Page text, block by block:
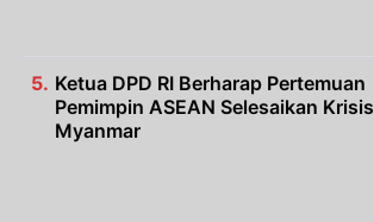
Ketua DPD RI Berharap Pertemuan
Pemimpin ASEAN Selesaikan Krisis
Myanmar